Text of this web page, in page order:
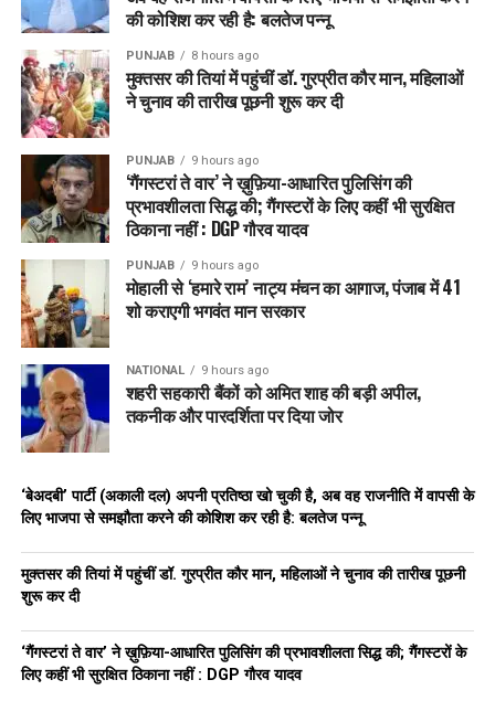
DGPहरियाणा का संदेश
हरियाणा के DGP ओपी सिंह ने लोगों से अपील की है कि वेशांत रहेंऔर
किसी भी संदिग्ध व्यक्ति या वस्तु को देखें तो तुरंत112
उन्होंने कहा कि सभी पुलिस अधिकारी अपने-अपने इलाके में मौजूद हैं और
इंटर-स्टेट बॉर्डर पर वाहनों की चेकिंग जारी है।
दिल्ली ब्लास्ट के बाद हरियाणा में सुरक्षा व्यवस्था हाई अलर्ट पर है।
पुलिसकर्मी पूरे जिले में सतर्क हैं, नाके लगाए गए हैं और चेकिंग लगातार जारी
है। आम जनता से अपील है कि वे शांत रहें और किसी भी संदिग्ध गतिविधि
की सूचना तुरंत पुलिस को दें।
RELATED TOPICS:
HIGHALERT
NCRALERT POLICEACTION
RAILWAYSTATIONSECURITY
SECURITYTIGHTENING
UP NEXT
Hisar में CM Naib Saini ने किया बड़ा announcement, Lado
DON'T MISS
Kurukshetra में दर्दनाक हादसा: Truck से टकरा कर Car में लगी
आग, Kaithal के ADA की मौत; साथी युवक की हालत गंभीर
की कोशिश कर रही है: बलतेज पन्नू
PUNJAB 8 hours ago
मुक्तसर की तियां में पहुंचीं डॉ. गुरप्रीत कौर मान, महिलाओं
ने चुनाव की तारीख पूछनी शुरू कर दी
PUNJAB 9 hours ago
‘गैंगस्टरां ते वार’ ने ख़ुफ़िया-आधारित पुलिसिंग की
प्रभावशीलता सिद्ध की; गैंगस्टरों के लिए कहीं भी सुरक्षित
ठिकाना नहीं : DGP गौरव यादव
PUNJAB 9 hours ago
मोहाली से ‘हमारे राम’ नाट्य मंचन का आगाज, पंजाब में 41
शो कराएगी भगवंत मान सरकार
NATIONAL 9 hours ago
शहरी सहकारी बैंकों को अमित शाह की बड़ी अपील,
तकनीक और पारदर्शिता पर दिया जोर
‘बेअदबी’ पार्टी (अकाली दल) अपनी प्रतिष्ठा खो चुकी है, अब वह राजनीति में वापसी के
लिए भाजपा से समझौता करने की कोशिश कर रही है: बलतेज पन्नू
मुक्तसर की तियां में पहुंचीं डॉ. गुरप्रीत कौर मान, महिलाओं ने चुनाव की तारीख पूछनी
शुरू कर दी
‘गैंगस्टरां ते वार’ ने ख़ुफ़िया-आधारित पुलिसिंग की प्रभावशीलता सिद्ध की; गैंगस्टरों के
लिए कहीं भी सुरक्षित ठिकाना नहीं : DGP गौरव यादव